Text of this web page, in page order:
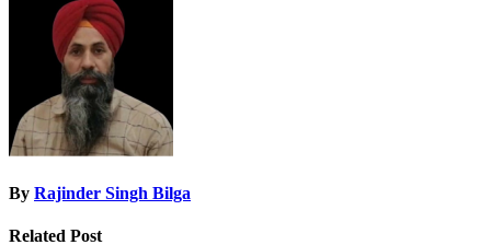
By Rajinder Singh Bilga
Related Post